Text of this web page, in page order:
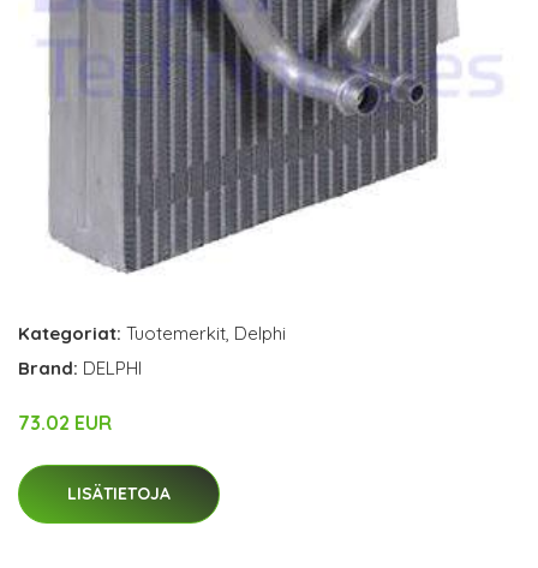
Kategoriat: Tuotemerkit, Delphi
Brand: DELPHI
73.02 EUR
LISÄTIETOJA